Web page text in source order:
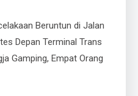
Beruntun di Jalan
Depan Terminal Trans
Gamping, Empat Orang